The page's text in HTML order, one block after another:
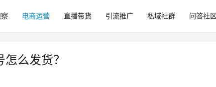
电商运营 直播带货 引流推广 私域社群 问答社区
么发货？